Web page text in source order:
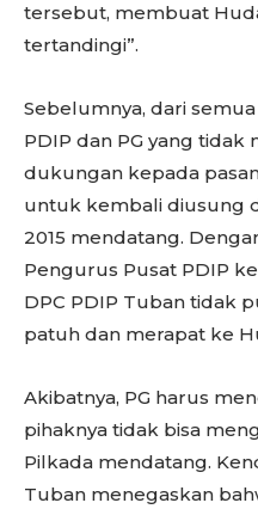
tersebut, membuat
tertandingi”.
Sebelumnya, dari
PDIP dan PG yang tidak
dukungan kepada
untuk kembali diusung
2015 mendatang.
Pengurus Pusat PDIP
DPC PDIP Tuban tidak
patuh dan merapat ke
Akibatnya, PG harus
pihaknya tidak bisa
Pilkada mendatang.
Tuban menegaskan